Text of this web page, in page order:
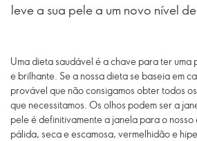
leve a sua pele a um novo nível
Uma dieta saudável é a chave para ter uma
e brilhante. Se a nossa dieta se baseia em
provável que não consigamos obter todos
que necessitamos. Os olhos podem ser a
pele é definitivamente a janela para o
pálida, seca e escamosa, vermelhidão e